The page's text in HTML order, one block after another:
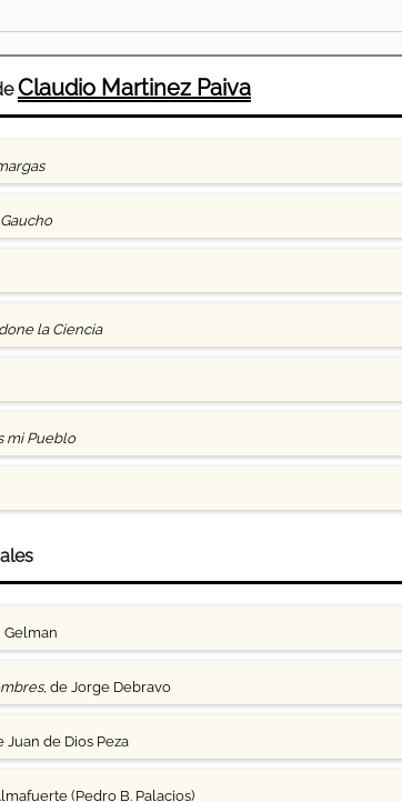
Claudio Martinez Paiva
la Ciencia
mi Pueblo
Gelman
, de Jorge Debravo
Juan de Dios Peza
(Pedro B. Palacios)